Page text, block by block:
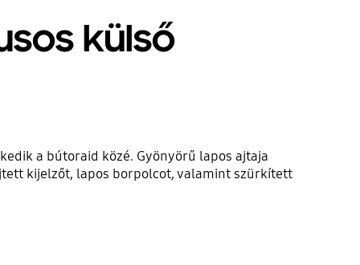
külső
a bútoraid közé. Gyönyörű lapos ajtaja
kijelzőt, lapos borpolcot, valamint szürkített